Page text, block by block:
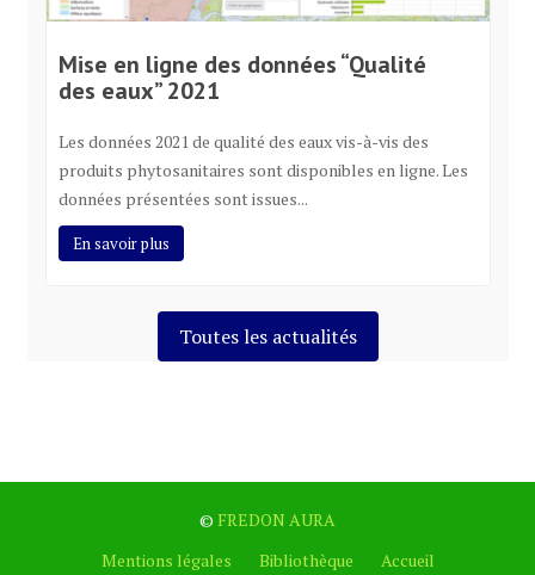
Mise en ligne des données “Qualité
des eaux” 2021
Les données 2021 de qualité des eaux vis-à-vis des
produits phytosanitaires sont disponibles en ligne. Les
données présentées sont issues...
En savoir plus
Toutes les actualités
© FREDON AURA
Mentions légales
Bibliothèque Accueil